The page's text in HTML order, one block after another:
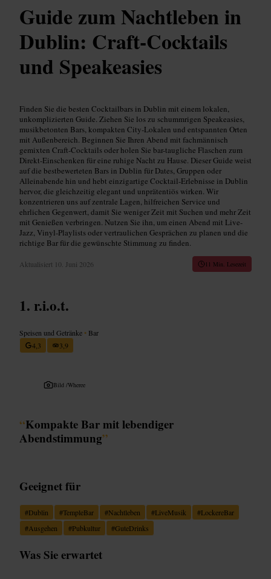
Guide zum Nachtleben in
Dublin: Craft-Cocktails
und Speakeasies
Finden Sie die besten Cocktailbars in Dublin mit einem lokalen,
unkomplizierten Guide. Ziehen Sie los zu schummrigen Speakeasies,
musikbetonten Bars, kompakten City-Lokalen und entspannten Orten
mit Außenbereich. Beginnen Sie Ihren Abend mit fachmännisch
gemixten Craft-Cocktails oder holen Sie bar-taugliche Flaschen zum
Direkt-Einschenken für eine ruhige Nacht zu Hause. Dieser Guide weist
auf die bestbewerteten Bars in Dublin für Dates, Gruppen oder
Alleinabende hin und hebt einzigartige Cocktail-Erlebnisse in Dublin
hervor, die gleichzeitig elegant und unprätentiös wirken. Wir
konzentrieren uns auf zentrale Lagen, hilfreichen Service und
ehrlichen Gegenwert, damit Sie weniger Zeit mit Suchen und mehr Zeit
mit Genießen verbringen. Nutzen Sie ihn, um einen Abend mit Live-
Jazz, Vinyl-Playlists oder vertraulichen Gesprächen zu planen und die
richtige Bar für die gewünschte Stimmung zu finden.
Aktualisiert 10. Juni 2026 11 Min. Lesezeit
r.i.o.t.
Speisen und Getränke • Bar
4,3
3,9
Bild /Wheree
“Kompakte Bar mit lebendiger
Abendstimmung”
Geeignet für
#Dublin #TempleBar #Nachtleben #LiveMusik #LockereBar
#Ausgehen #Pubkultur #GuteDrinks
Was Sie erwartet